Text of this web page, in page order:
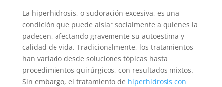
La hiperhidrosis, o sudoración excesiva, es una
condición que puede aislar socialmente a quienes la
padecen, afectando gravemente su autoestima y
calidad de vida. Tradicionalmente, los tratamientos
han variado desde soluciones tópicas hasta
procedimientos quirúrgicos, con resultados mixtos.
Sin embargo, el tratamiento de hiperhidrosis con